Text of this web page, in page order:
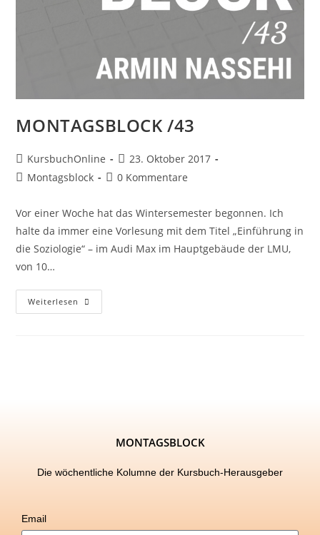
MONTAGSBLOCK /43
KursbuchOnline
23. Oktober 2017
Montagsblock
0 Kommentare
Vor einer Woche hat das Wintersemester begonnen. Ich
halte da immer eine Vorlesung mit dem Titel „Einführung in
die Soziologie“ – im Audi Max im Hauptgebäude der LMU,
von 10…
Weiterlesen
MONTAGSBLOCK
Die wöchentliche Kolumne der Kursbuch-Herausgeber
Email